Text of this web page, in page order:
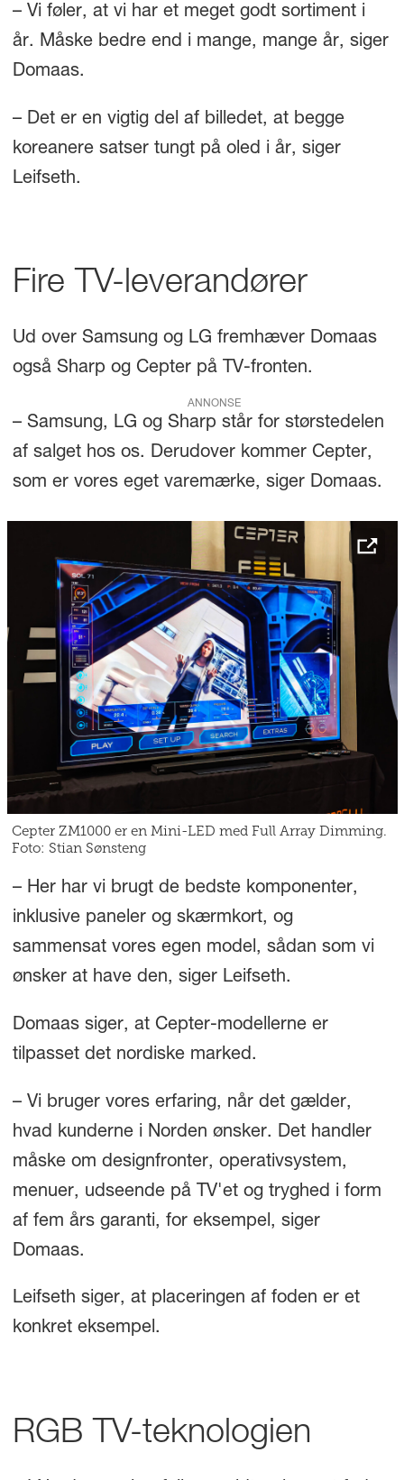
– Vi føler, at vi har et meget godt sortiment i
år. Måske bedre end i mange, mange år, siger
Domaas.
– Det er en vigtig del af billedet, at begge
koreanere satser tungt på oled i år, siger
Leifseth.
Fire TV-leverandører
Ud over Samsung og LG fremhæver Domaas
også Sharp og Cepter på TV-fronten.
ANNONSE
– Samsung, LG og Sharp står for størstedelen
af salget hos os. Derudover kommer Cepter,
som er vores eget varemærke, siger Domaas.
Cepter ZM1000 er en Mini-LED med Full Array Dimming.
Foto: Stian Sønsteng
– Her har vi brugt de bedste komponenter,
inklusive paneler og skærmkort, og
sammensat vores egen model, sådan som vi
ønsker at have den, siger Leifseth.
Domaas siger, at Cepter-modellerne er
tilpasset det nordiske marked.
– Vi bruger vores erfaring, når det gælder,
hvad kunderne i Norden ønsker. Det handler
måske om designfronter, operativsystem,
menuer, udseende på TV'et og tryghed i form
af fem års garanti, for eksempel, siger
Domaas.
Leifseth siger, at placeringen af foden er et
konkret eksempel.
RGB TV-teknologien